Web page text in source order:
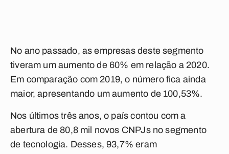
No ano passado, as empresas deste segmento
tiveram um aumento de 60% em relação a 2020.
Em comparação com 2019, o número fica ainda
maior, apresentando um aumento de 100,53%.
Nos últimos três anos, o país contou com a
abertura de 80,8 mil novos CNPJs no segmento
de tecnologia. Desses, 93,7% eram